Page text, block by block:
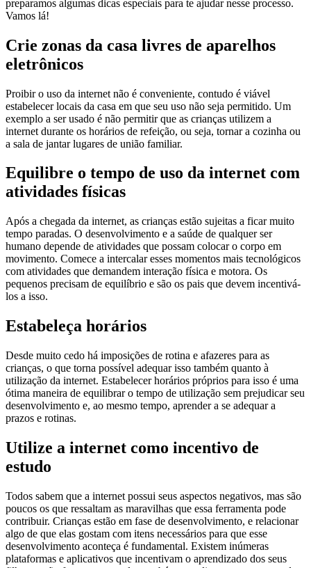
preparamos algumas dicas especiais para te ajudar nesse processo.
Vamos lá!
Crie zonas da casa livres de aparelhos
eletrônicos
Proibir o uso da internet não é conveniente, contudo é viável
estabelecer locais da casa em que seu uso não seja permitido. Um
exemplo a ser usado é não permitir que as crianças utilizem a
internet durante os horários de refeição, ou seja, tornar a cozinha ou
a sala de jantar lugares de união familiar.
Equilibre o tempo de uso da internet com
atividades físicas
Após a chegada da internet, as crianças estão sujeitas a ficar muito
tempo paradas. O desenvolvimento e a saúde de qualquer ser
humano depende de atividades que possam colocar o corpo em
movimento. Comece a intercalar esses momentos mais tecnológicos
com atividades que demandem interação física e motora. Os
pequenos precisam de equilíbrio e são os pais que devem incentivá-
los a isso.
Estabeleça horários
Desde muito cedo há imposições de rotina e afazeres para as
crianças, o que torna possível adequar isso também quanto à
utilização da internet. Estabelecer horários próprios para isso é uma
ótima maneira de equilibrar o tempo de utilização sem prejudicar seu
desenvolvimento e, ao mesmo tempo, aprender a se adequar a
prazos e rotinas.
Utilize a internet como incentivo de
estudo
Todos sabem que a internet possui seus aspectos negativos, mas são
poucos os que ressaltam as maravilhas que essa ferramenta pode
contribuir. Crianças estão em fase de desenvolvimento, e relacionar
algo de que elas gostam com itens necessários para que esse
desenvolvimento aconteça é fundamental. Existem inúmeras
plataformas e aplicativos que incentivam o aprendizado dos seus